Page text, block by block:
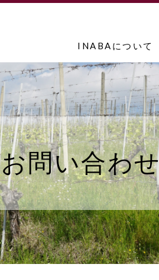
INABAについて
お問い合わ